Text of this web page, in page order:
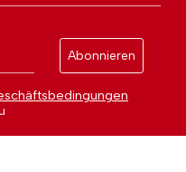
Abonnieren